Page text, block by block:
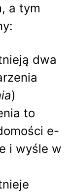
a tym
dwa
)
to
e-
i wyśle w